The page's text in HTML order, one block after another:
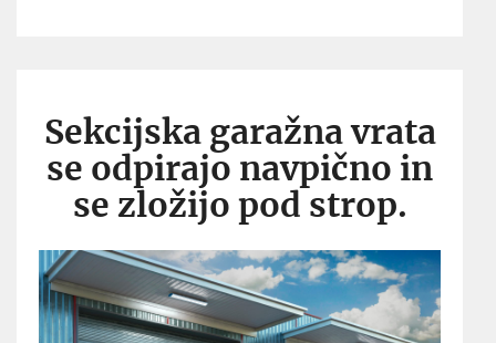
Sekcijska garažna vrata
se odpirajo navpično in
se zložijo pod strop.